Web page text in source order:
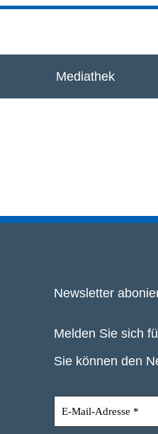
Mediathek
Newsletter
Melden Sie sich
Sie können den